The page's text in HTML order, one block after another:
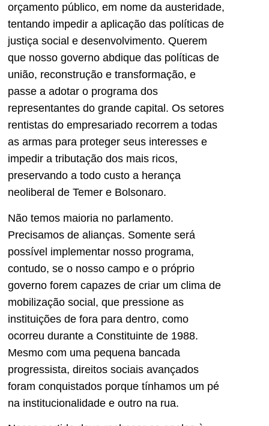
orçamento público, em nome da austeridade,
tentando impedir a aplicação das políticas de
justiça social e desenvolvimento. Querem
que nosso governo abdique das políticas de
união, reconstrução e transformação, e
passe a adotar o programa dos
representantes do grande capital. Os setores
rentistas do empresariado recorrem a todas
as armas para proteger seus interesses e
impedir a tributação dos mais ricos,
preservando a todo custo a herança
neoliberal de Temer e Bolsonaro.
Não temos maioria no parlamento.
Precisamos de alianças. Somente será
possível implementar nosso programa,
contudo, se o nosso campo e o próprio
governo forem capazes de criar um clima de
mobilização social, que pressione as
instituições de fora para dentro, como
ocorreu durante a Constituinte de 1988.
Mesmo com uma pequena bancada
progressista, direitos sociais avançados
foram conquistados porque tínhamos um pé
na institucionalidade e outro na rua.